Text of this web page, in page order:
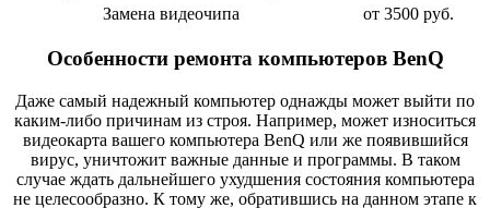
Замена видеочипа от 3500 руб.
Особенности ремонта компьютеров BenQ
Даже самый надежный компьютер однажды может выйти по
каким-либо причинам из строя. Например, может износиться
видеокарта вашего компьютера BenQ или же появившийся
вирус, уничтожит важные данные и программы. В таком
случае ждать дальнейшего ухудшения состояния компьютера
не целесообразно. К тому же, обратившись на данном этапе к